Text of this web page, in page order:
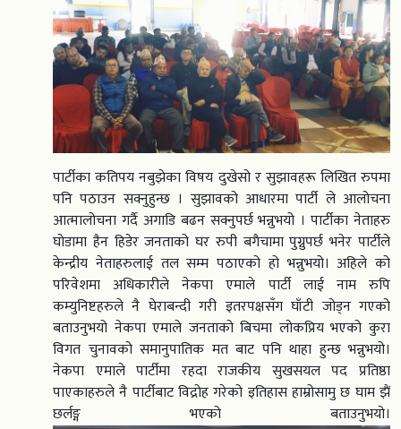
पार्टीका कतिपय नबुझेका विषय दुखेसो र सुझावहरू लिखित रुपमा
पनि पठाउन सक्नुहुन्छ । सुझावको आधारमा पार्टी ले आलोचना
आत्मालोचना गर्दै अगाडि बढन सक्नुपर्छ भन्नुभयो । पार्टीका नेताहरु
घोडामा हैन हिडेर जनताको घर रुपी बगैचामा पुग्नुपर्छ भनेर पार्टीले
केन्द्रीय नेताहरुलाई तल सम्म पठाएको हो भन्नुभयो। अहिले को
परिवेशमा अधिकारीले नेकपा एमाले पार्टी लाई नाम रुपि
कम्युनिष्टहरुले नै घेराबन्दी गरी इतरपक्षसँग घाँटी जोड्न गएको
बताउनुभयो नेकपा एमाले जनताको बिचमा लोकप्रिय भएको कुरा
विगत चुनावको समानुपातिक मत बाट पनि थाहा हुन्छ भन्नुभयो।
नेकपा एमाले पार्टीमा रहदा राजकीय सुखसयल पद प्रतिष्ठा
पाएकाहरुले नै पार्टीबाट विद्रोह गरेको इतिहास हाम्रोसामु छ घाम झैं
छर्लङ्ग भएको बताउनुभयो।